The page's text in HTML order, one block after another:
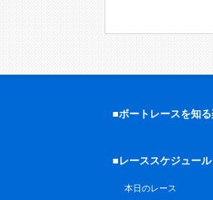
■ボートレースを知
■レーススケジュール
本日のレース